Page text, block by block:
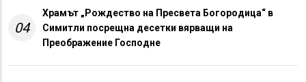
04
Храмът „Рождество на Пресвета Богородица“ в
Симитли посрещна десетки вярващи на
Преображение Господне